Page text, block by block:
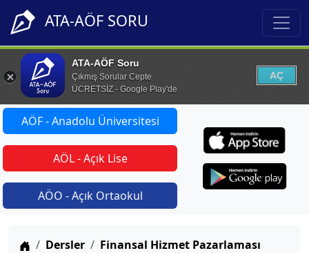
ATA-AÖF SORU
ATA-AÖF Soru
Çıkmış Sorular Cepte
ÜCRETSİZ - Google Play'de
AÇ
AÖF - Anadolu Üniversitesi
AÖL - Açık Lise
AÖO - Açık Ortaokul
Anasayfa
Dersler
Finansal Hizmet Pazarlaması